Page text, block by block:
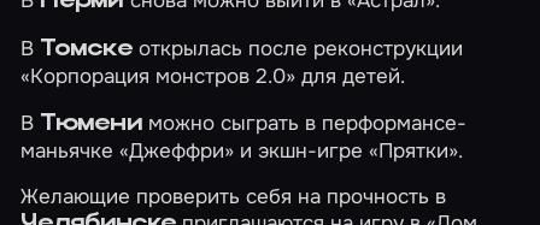
В Томскеоткрылась после реконструкции
«Корпорация монстров 2.0» для детей.
В Тюмениможно сыграть в перформансе-
маньячке«Джеффри» и экшн-игре«Прятки».
Желающие проверить себя на прочность в